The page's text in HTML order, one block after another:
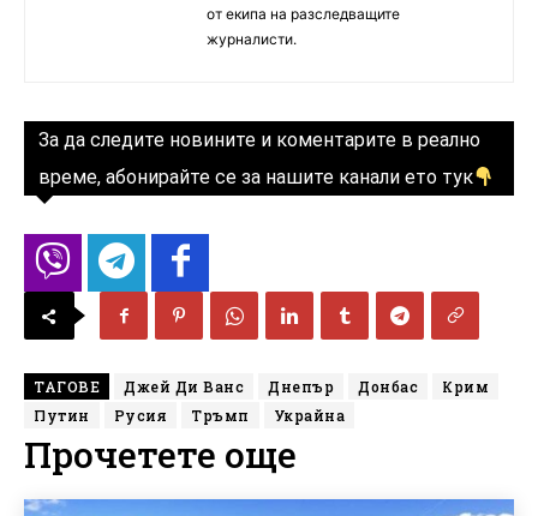
от екипа на разследващите
журналисти.
За да следите новините и коментарите в реално
време, абонирайте се за нашите канали ето тук
ТАГОВЕ Джей Ди Ванс Днепър Донбас
Крим
Путин
Русия Тръмп Украйна
Прочетете още